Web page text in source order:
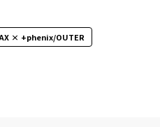
× +phenix/OUTER